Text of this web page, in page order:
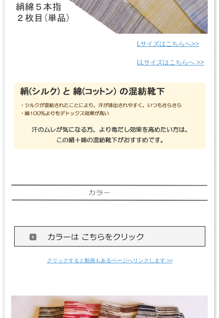
Lサイズはこちらへ>>
LLサイズはこちらへ >>
クリックすると動画もあるページへリンクします >>